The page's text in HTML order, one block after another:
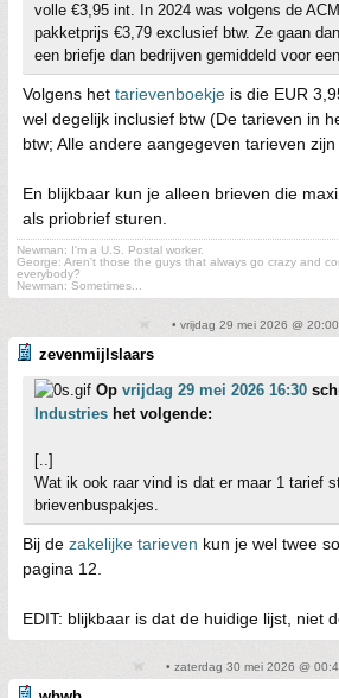
volle €3,95 int. In 2024 was volgens de
pakketprijs €3,79 exclusief btw. Ze gaan
een briefje dan bedrijven gemiddeld voor
Volgens het tarievenboekje is die EUR
wel degelijk inclusief btw (De tarieven in
btw; Alle andere aangegeven tarieven zijn
En blijkbaar kun je alleen brieven die
als priobrief sturen.
Newman: I'm a U.S. Postal worker.
George: Aren't those the guys that always go crazy and
everybody?
Newman: Sometimes...
• vrijdag 29 mei 2026 @
zevenmijlslaars
Op vrijdag 29 mei 2026 16:30
Industries het volgende:
[..]
Wat ik ook raar vind is dat er maar 1 tarief
brievenbuspakjes.
Bij de zakelijke tarieven kun je wel twee
pagina 12.
EDIT: blijkbaar is dat de huidige lijst, niet
• zaterdag 30 mei 2026 @